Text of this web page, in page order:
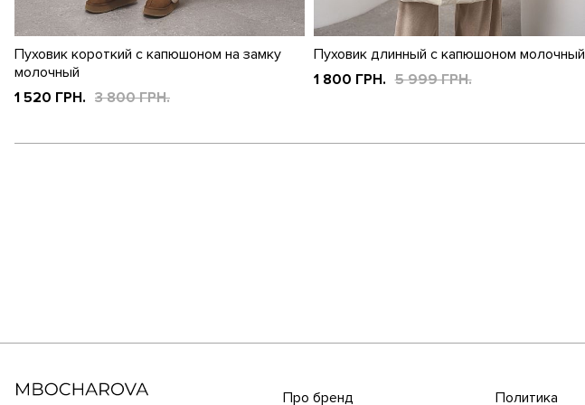
Пуховик короткий с капюшоном на замку
молочный
1 520 ГРН. 3 800 ГРН.
Пуховик длинный с капюшоном молочный
1 800 ГРН. 5 999 ГРН.
Про бренд Политика